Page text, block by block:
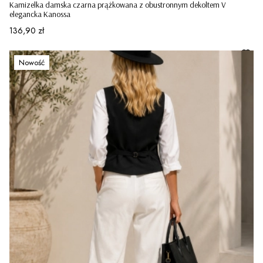
Kamizelka damska czarna prążkowana z obustronnym dekoltem V
elegancka Kanossa
Cena
136,90 zł
Nowość